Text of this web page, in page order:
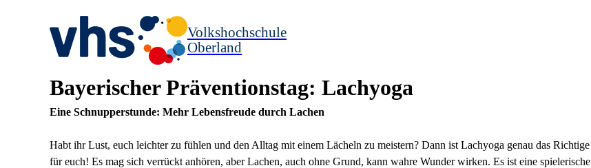
Volkshochschule
Oberland
Bayerischer Präventionstag: Lachyoga
Eine Schnupperstunde: Mehr Lebensfreude durch Lachen
Habt ihr Lust, euch leichter zu fühlen und den Alltag mit einem Lächeln zu meistern? Dann ist Lachyoga genau das Richtige
für euch! Es mag sich verrückt anhören, aber Lachen, auch ohne Grund, kann wahre Wunder wirken. Es ist eine spielerische